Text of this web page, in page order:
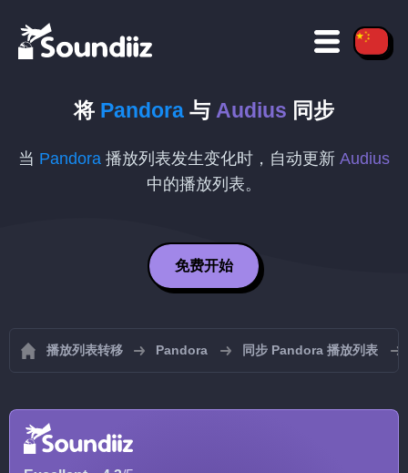
将 Pandora 与 Audius 同步
当 Pandora 播放列表发生变化时，自动更新 Audius
中的播放列表。
免费开始
播放列表转移 Pandora 同步 Pandora 播放列表